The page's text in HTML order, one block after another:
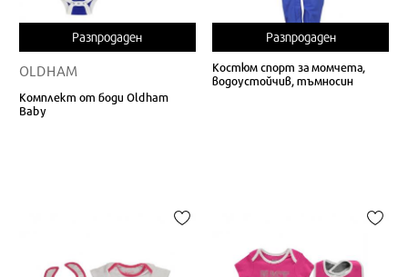
Разпродаден
OLDHAM
Комплект от боди Oldham
Baby
Разпродаден
Костюм спорт за момчета,
водоустойчив, тъмносин